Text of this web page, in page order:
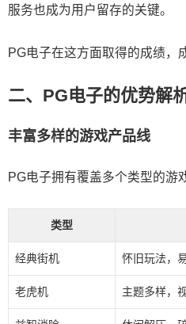
服务也成为用户留存的关键。
PG电子在这方面取得的成绩，
二、PG电子的优势解
丰富多样的游戏产品线
PG电子拥有覆盖多个类型的游
类型
经典街机 怀旧玩法，
老虎机 主题多样，